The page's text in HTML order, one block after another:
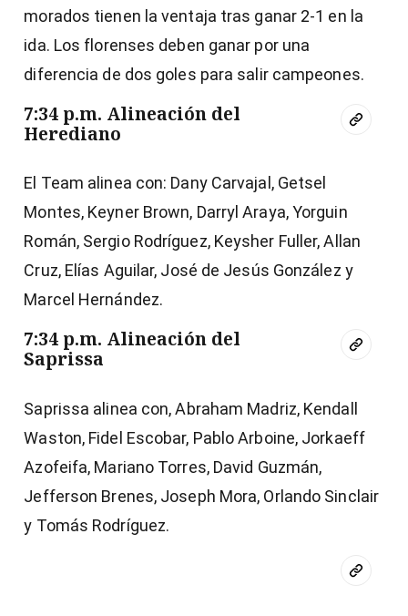
morados tienen la ventaja tras ganar 2-1 en la
ida. Los florenses deben ganar por una
diferencia de dos goles para salir campeones.
7:34 p.m. Alineación del
Herediano
El Team alinea con: Dany Carvajal, Getsel
Montes, Keyner Brown, Darryl Araya, Yorguin
Román, Sergio Rodríguez, Keysher Fuller, Allan
Cruz, Elías Aguilar, José de Jesús González y
Marcel Hernández.
7:34 p.m. Alineación del
Saprissa
Saprissa alinea con, Abraham Madriz, Kendall
Waston, Fidel Escobar, Pablo Arboine, Jorkaeff
Azofeifa, Mariano Torres, David Guzmán,
Jefferson Brenes, Joseph Mora, Orlando Sinclair
y Tomás Rodríguez.